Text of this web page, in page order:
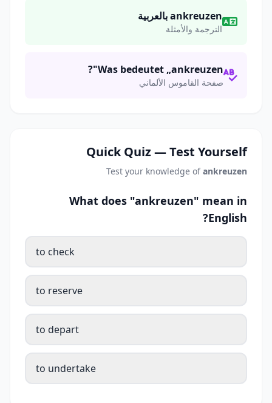
ankreuzen بالعربية
الترجمة والأمثلة
Was bedeutet „ankreuzen"?
صفحة القاموس الألماني
Quick Quiz — Test Yourself
Test your knowledge ofankreuzen
What does "ankreuzen" mean in
English?
to check
to reserve
to depart
to undertake